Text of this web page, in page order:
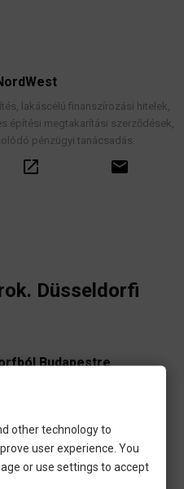
finanszírozási hitelek,
megtakarítási szerződések,
pénzügyi tanácsadás.
Düsseldorfi
Budapestre
Nürnberg
other technology to
user experience. You
or use settings to accept